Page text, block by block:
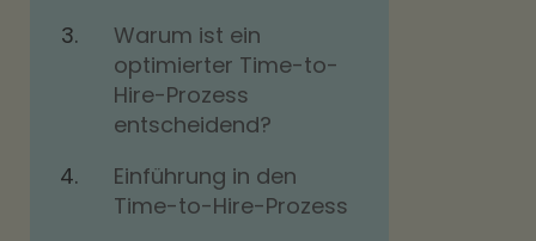
Warum ist ein
optimierter Time-to-
Hire-Prozess
entscheidend?
Einführung in den
Time-to-Hire-Prozess